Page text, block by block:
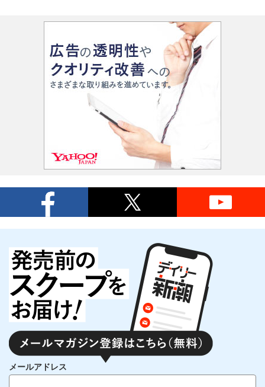
メールアドレス